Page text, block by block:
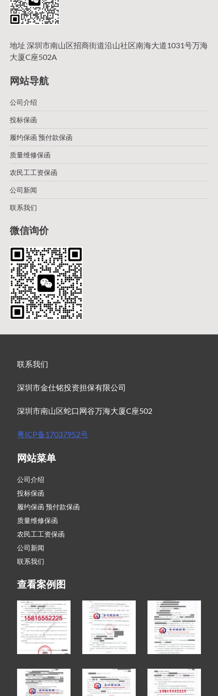
地址 深圳市南山区招商街道沿山社区南海大道1031号万海
大厦C座502A
网站导航
公司介绍
投标保函
履约保函 预付款保函
质量维修保函
农民工工资保函
公司新闻
联系我们
微信询价
联系我们
深圳市金仕铭投资担保有限公司
深圳市南山区蛇口网谷万海大厦C座502
粤ICP备17037952号
网站菜单
公司介绍
投标保函
履约保函 预付款保函
质量维修保函
农民工工资保函
公司新闻
联系我们
查看案例图